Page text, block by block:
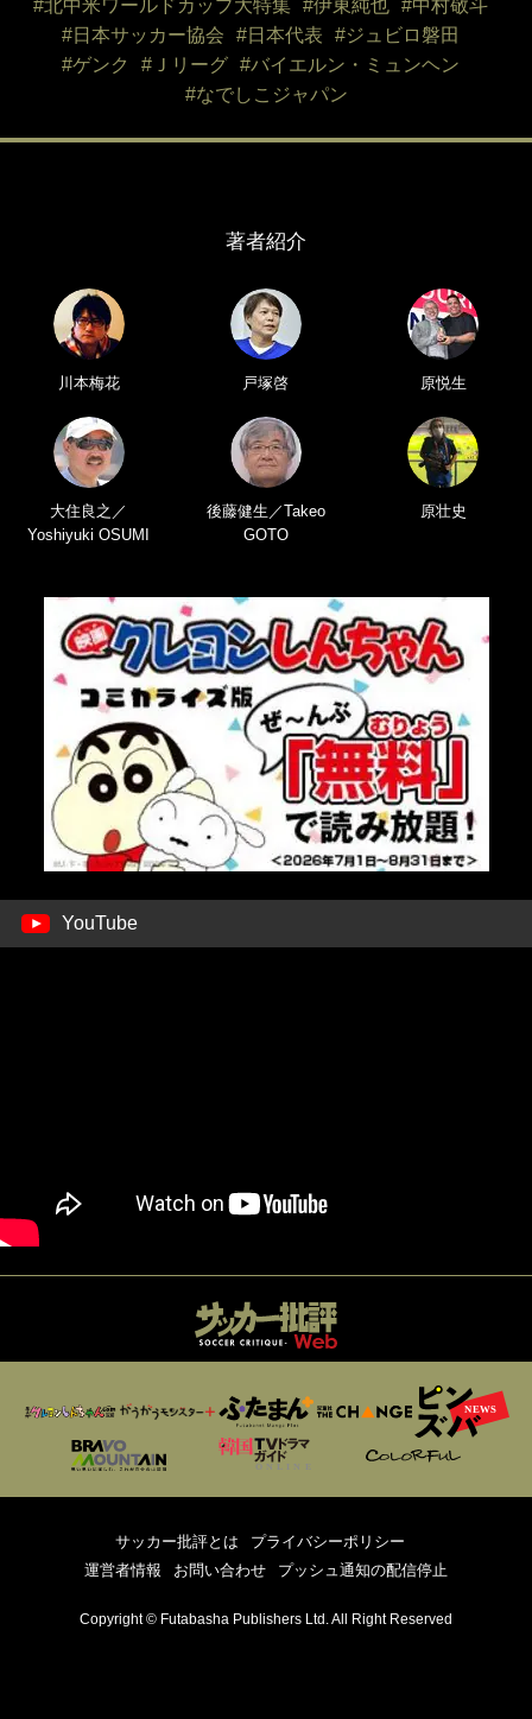
#北中米ワールドカップ大特集 #伊東純也
#中村敬斗
#日本サッカー協会
#日本代表
#ジュビロ磐田
#ゲンク
#Ｊリーグ
#バイエルン・ミュンヘン
#なでしこジャパン
著者紹介
川本梅花 戸塚啓 原悦生
大住良之／
Yoshiyuki OSUMI
後藤健生／Takeo
GOTO
原壮史
YouTube
サッカー批評とは
プライバシーポリシー
運営者情報
お問い合わせ プッシュ通知の配信停止
Copyright © Futabasha Publishers Ltd. All Right Reserved